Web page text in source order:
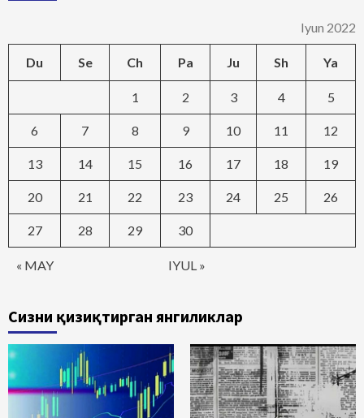
Iyun 2022
Du Se Ch Pa Ju Sh Ya
« MAY IYUL »
1 2 3 4 5
6 7 8 9 10 11 12
13 14 15 16 17 18 19
20 21 22 23 24 25 26
27 28 29 30
Сизни қизиқтирган янгиликлар